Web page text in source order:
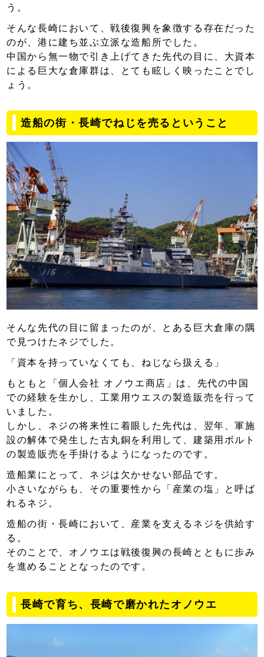
う。
そんな長崎において、戦後復興を象徴する存在だった
のが、港に建ち並ぶ立派な造船所でした。
中国から無一物で引き上げてきた先代の目に、大資本
による巨大な倉庫群は、とても眩しく映ったことでし
ょう。
造船の街・長崎でねじを売るということ
そんな先代の目に留まったのが、とある巨大倉庫の隅
で見つけたネジでした。
「資本を持っていなくても、ねじなら扱える」
もともと「個人会社 オノウエ商店」は、先代の中国
での経験を生かし、工業用ウエスの製造販売を行って
いました。
しかし、ネジの将来性に着眼した先代は、翌年、軍施
設の解体で発生した古丸銅を利用して、建築用ボルト
の製造販売を手掛けるようになったのです。
造船業にとって、ネジは欠かせない部品です。
小さいながらも、その重要性から「産業の塩」と呼ば
れるネジ。
造船の街・長崎において、産業を支えるネジを供給す
る。
そのことで、オノウエは戦後復興の長崎とともに歩み
を進めることとなったのです。
長崎で育ち、長崎で磨かれたオノウエ